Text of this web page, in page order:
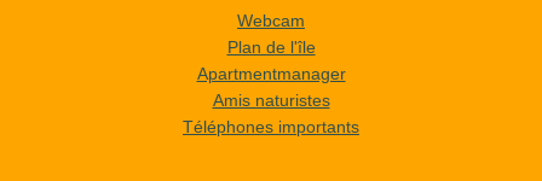
Webcam
Plan de l'île
Apartmentmanager
Amis naturistes
Téléphones importants